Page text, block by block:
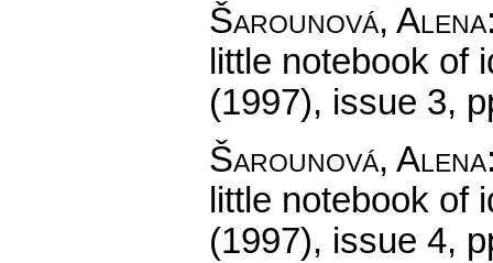
Šarounová, Alena
little notebook of
(1997), issue 3,
Šarounová, Alena
little notebook of
(1997), issue 4,